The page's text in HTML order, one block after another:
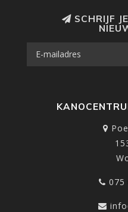
SCHRIJF
075